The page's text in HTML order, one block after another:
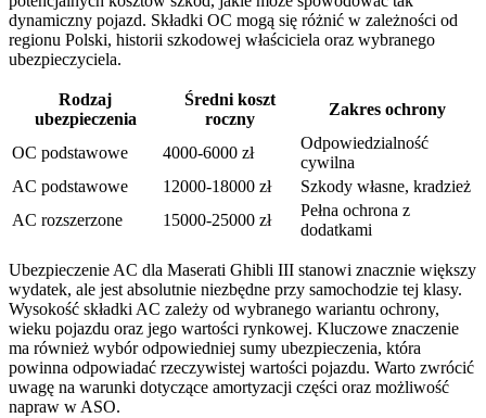
dynamiczny pojazd. Składki OC mogą się różnić w zależności od
regionu Polski, historii szkodowej właściciela oraz wybranego
ubezpieczyciela.
Rodzaj
ubezpieczenia
Średni koszt
roczny
Zakres ochrony
OC podstawowe 4000-6000 zł
Odpowiedzialność
cywilna
AC podstawowe
12000-18000 zł
Szkody własne, kradzież
AC rozszerzone
15000-25000 zł
Pełna ochrona z
dodatkami
Ubezpieczenie AC dla Maserati Ghibli III stanowi znacznie większy
wydatek, ale jest absolutnie niezbędne przy samochodzie tej klasy.
Wysokość składki AC zależy od wybranego wariantu ochrony,
wieku pojazdu oraz jego wartości rynkowej. Kluczowe znaczenie
ma również wybór odpowiedniej sumy ubezpieczenia, która
powinna odpowiadać rzeczywistej wartości pojazdu. Warto zwrócić
uwagę na warunki dotyczące amortyzacji części oraz możliwość
napraw w ASO.